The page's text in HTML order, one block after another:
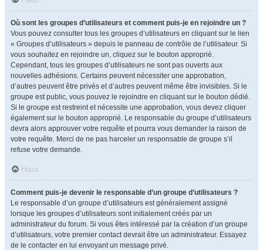
Où sont les groupes d’utilisateurs et comment puis-je en rejoindre un ?
Vous pouvez consulter tous les groupes d’utilisateurs en cliquant sur le lien
« Groupes d’utilisateurs » depuis le panneau de contrôle de l’utilisateur. Si
vous souhaitez en rejoindre un, cliquez sur le bouton approprié.
Cependant, tous les groupes d’utilisateurs ne sont pas ouverts aux
nouvelles adhésions. Certains peuvent nécessiter une approbation,
d’autres peuvent être privés et d’autres peuvent même être invisibles. Si le
groupe est public, vous pouvez le rejoindre en cliquant sur le bouton dédié.
Si le groupe est restreint et nécessite une approbation, vous devez cliquer
également sur le bouton approprié. Le responsable du groupe d’utilisateurs
devra alors approuver votre requête et pourra vous demander la raison de
votre requête. Merci de ne pas harceler un responsable de groupe s’il
refuse votre demande.
Haut
Comment puis-je devenir le responsable d’un groupe d’utilisateurs ?
Le responsable d’un groupe d’utilisateurs est généralement assigné
lorsque les groupes d’utilisateurs sont initialement créés par un
administrateur du forum. Si vous êtes intéressé par la création d’un groupe
d’utilisateurs, votre premier contact devrait être un administrateur. Essayez
de le contacter en lui envoyant un message privé.